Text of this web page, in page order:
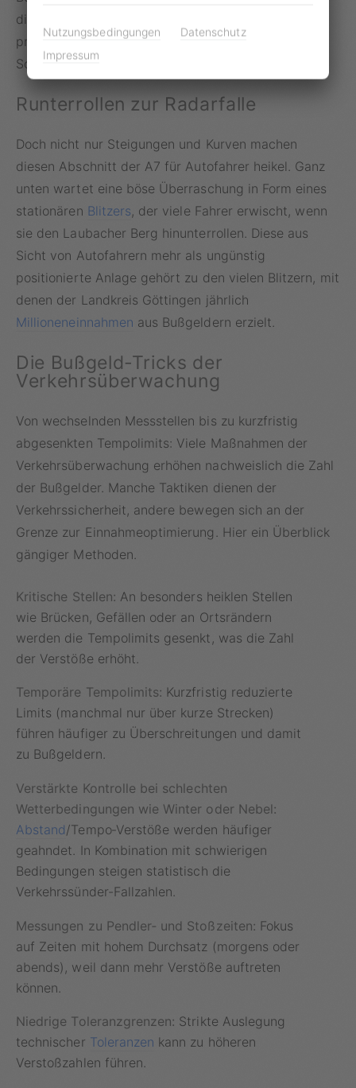
diese Streckenführung als verkehrstechnisch
problematisch, insbesondere für den
Schwerlastverkehr.
Runterrollen zur Radarfalle
Doch nicht nur Steigungen und Kurven machen
diesen Abschnitt der A7 für Autofahrer heikel. Ganz
unten wartet eine böse Überraschung in Form eines
stationären Blitzers, der viele Fahrer erwischt, wenn
sie den Laubacher Berg hinunterrollen. Diese aus
Sicht von Autofahrern mehr als ungünstig
positionierte Anlage gehört zu den vielen Blitzern, mit
denen der Landkreis Göttingen jährlich
Millioneneinnahmen aus Bußgeldern erzielt.
Die Bußgeld-Tricks der
Verkehrsüberwachung
Von wechselnden Messstellen bis zu kurzfristig
abgesenkten Tempolimits: Viele Maßnahmen der
Verkehrsüberwachung erhöhen nachweislich die Zahl
der Bußgelder. Manche Taktiken dienen der
Verkehrssicherheit, andere bewegen sich an der
Grenze zur Einnahmeoptimierung. Hier ein Überblick
gängiger Methoden.
Kritische Stellen: An besonders heiklen Stellen
wie Brücken, Gefällen oder an Ortsrändern
werden die Tempolimits gesenkt, was die Zahl
der Verstöße erhöht.
Temporäre Tempolimits: Kurzfristig reduzierte
Limits (manchmal nur über kurze Strecken)
führen häufiger zu Überschreitungen und damit
zu Bußgeldern.
Verstärkte Kontrolle bei schlechten
Wetterbedingungen wie Winter oder Nebel:
Abstand/Tempo‑Verstöße werden häufiger
geahndet. In Kombination mit schwierigen
Bedingungen steigen statistisch die
Verkehrssünder-Fallzahlen.
Messungen zu Pendler‑ und Stoßzeiten: Fokus
auf Zeiten mit hohem Durchsatz (morgens oder
abends), weil dann mehr Verstöße auftreten
können.
Niedrige Toleranzgrenzen: Strikte Auslegung
technischer Toleranzen kann zu höheren
Verstoßzahlen führen.
Nutzungsbedingungen
Datenschutz
Impressum